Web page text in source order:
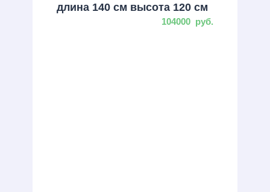
длина 140 см высота 120 см
104000 руб.